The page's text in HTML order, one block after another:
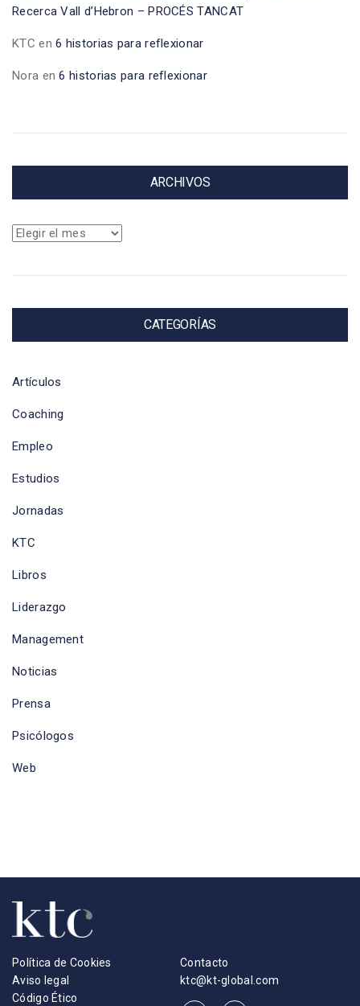
Recerca Vall d’Hebron – PROCÉS TANCAT
KTC en6 historias para reflexionar
Nora en6 historias para reflexionar
ARCHIVOS
Archivos
CATEGORÍAS
Artículos
Coaching
Empleo
Estudios
Jornadas
KTC
Libros
Liderazgo
Management
Noticias
Prensa
Psicólogos
Web
Política de Cookies
Aviso legal
Código Ético
Contacto
ktc@kt-global.com